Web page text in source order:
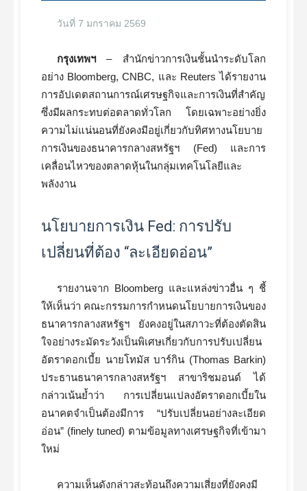
วันที่ 7 มกราคม 2569
กรุงเทพฯ– สำนักข่าวการเงินชั้นนำระดับโลก
อย่าง Bloomberg, CNBC, และ Reuters ได้รายงาน
การอัปเดตสถานการณ์เศรษฐกิจและการเงินที่สำคัญ
ซึ่งมีผลกระทบต่อตลาดทั่วโลก โดยเฉพาะอย่างยิ่ง
ความไม่แน่นอนที่ยังคงมีอยู่เกี่ยวกับทิศทางนโยบาย
การเงินของธนาคารกลางสหรัฐฯ (Fed) และการ
เคลื่อนไหวของตลาดหุ้นในกลุ่มเทคโนโลยีและ
พลังงาน
นโยบายการเงิน Fed: การปรับ
เปลี่ยนที่ต้อง “ละเอียดอ่อน”
รายงานจาก Bloomberg และแหล่งข่าวอื่น ๆ ชี้
ให้เห็นว่า คณะกรรมการกำหนดนโยบายการเงินของ
ธนาคารกลางสหรัฐฯ ยังคงอยู่ในสภาวะที่ต้องตัดสิน
ใจอย่างระมัดระวังเป็นพิเศษเกี่ยวกับการปรับเปลี่ยน
อัตราดอกเบี้ย นายโทมัส บาร์กิน (Thomas Barkin)
ประธานธนาคารกลางสหรัฐฯ สาขาริชมอนด์ ได้
กล่าวเน้นย้ำว่า การเปลี่ยนแปลงอัตราดอกเบี้ยใน
อนาคตจำเป็นต้องมีการ “ปรับเปลี่ยนอย่างละเอียด
อ่อน” (finely tuned) ตามข้อมูลทางเศรษฐกิจที่เข้ามา
ใหม่
ความเห็นดังกล่าวสะท้อนถึงความเสี่ยงที่ยังคงมี